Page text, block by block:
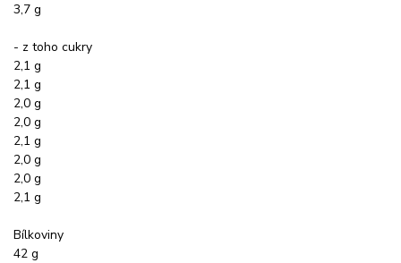
3,7 g
- z toho cukry
2,1 g
2,1 g
2,0 g
2,0 g
2,1 g
2,0 g
2,0 g
2,1 g
Bílkoviny
42 g